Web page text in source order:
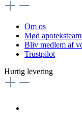
Om os
Mød
Bliv medlem af
Trustpilot
Hurtig levering